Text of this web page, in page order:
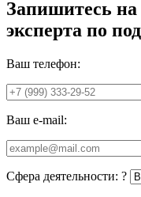
Запишитесь на
эксперта по
Ваш телефон:
Ваш e-mail:
Сфера деятельности: ?